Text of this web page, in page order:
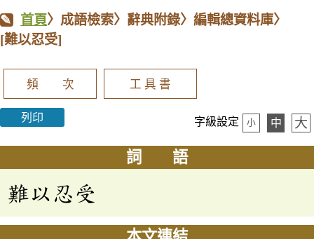
首頁〉成語檢索〉辭典附錄〉編輯總資料庫〉
[難以忍受]
頻 次 工 具 書
列印 字級設定 小 中 大
詞 語
難以忍受